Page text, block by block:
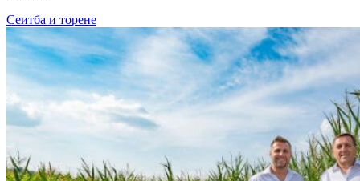
Сеитба и торене